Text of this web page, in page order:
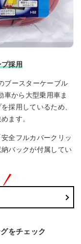
採用
ブースターケーブル
車から大型乗用車ま
採用しているため、
ます。
全フルカバークリッ
バックが付属してい
をチェック